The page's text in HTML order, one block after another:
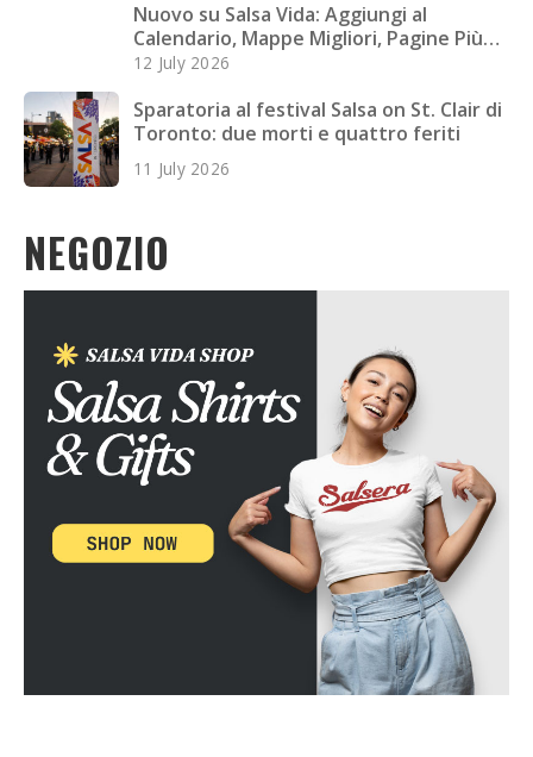
Nuovo su Salsa Vida: Aggiungi al
Calendario, Mappe Migliori, Pagine Più
Veloci e Altro
12 July 2026
Sparatoria al festival Salsa on St. Clair di
Toronto: due morti e quattro feriti
11 July 2026
NEGOZIO